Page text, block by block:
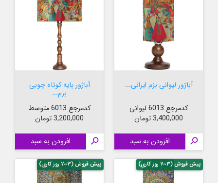
آباژور لیوانی بزم ایرانی...
کدمرجع 6013 لیوانی
قیمت
3,400,000 تومان
 افزودن به سبد
آباژور پایه کوتاه چوبی
بزم...
کدمرجع 6013 متوسط
قیمت
3,200,000 تومان
 افزودن به سبد
پیش فروش (۳~۷ روز کاری) پیش فروش (۳~۷ روز کاری)